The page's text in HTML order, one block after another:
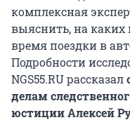
комплексная
выяснить, на каких
время поездки в
Подробности
NGS55.RU рассказал
делам
юстиции Алексей